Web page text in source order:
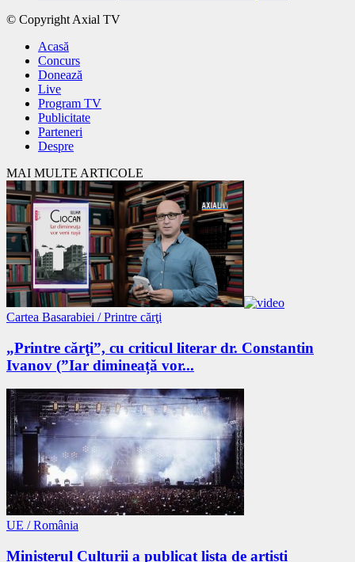
© Copyright Axial TV
Acasă
Concurs
Donează
Live
Program TV
Publicitate
Parteneri
Despre
MAI MULTE ARTICOLE
Cartea Basarabiei / Printre cărţi
„Printre cărţi”, cu criticul literar dr. Constantin
Ivanov (”Iar dimineață vor...
UE / România
Ministerul Culturii a publicat lista de artiști